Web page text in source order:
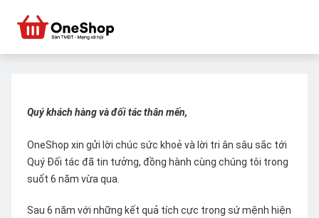
Quý khách hàng và đối tác thân mến,
OneShop xin gửi lời chúc sức khoẻ và lời tri ân sâu sắc tới
Quý Đối tác đã tin tưởng, đồng hành cùng chúng tôi trong
suốt 6 năm vừa qua.
Sau 6 năm với những kết quả tích cực trong sứ mệnh hiện